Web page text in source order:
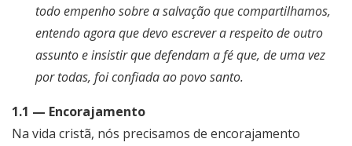
todo empenho sobre a salvação que compartilhamos,
entendo agora que devo escrever a respeito de outro
assunto e insistir que defendam a fé que, de uma vez
por todas, foi confiada ao povo santo.
1.1 — Encorajamento
Na vida cristã, nós precisamos de encorajamento